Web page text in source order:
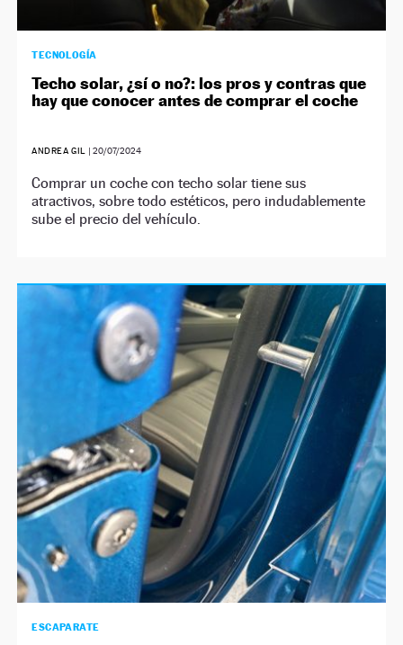
TECNOLOGÍA
Techo solar, ¿sí o no?: los pros y contras que
hay que conocer antes de comprar el coche
ANDREA GIL | 20/07/2024
Comprar un coche con techo solar tiene sus
atractivos, sobre todo estéticos, pero indudablemente
sube el precio del vehículo.
ESCAPARATE